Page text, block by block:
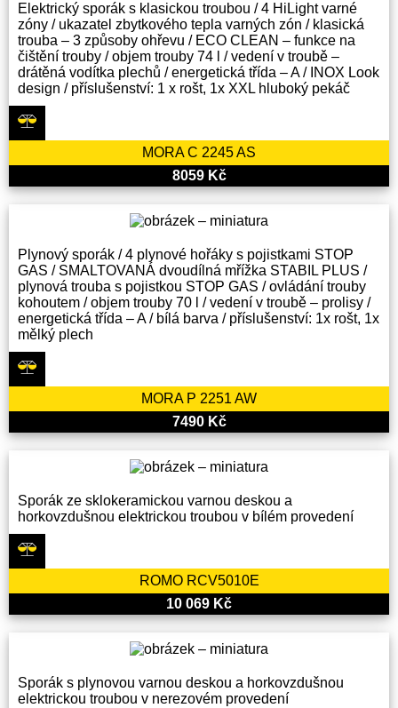
Elektrický sporák s klasickou troubou / 4 HiLight varné
zóny / ukazatel zbytkového tepla varných zón / klasická
trouba – 3 způsoby ohřevu / ECO CLEAN – funkce na
čištění trouby / objem trouby 74 l / vedení v troubě –
drátěná vodítka plechů / energetická třída – A / INOX Look
design / příslušenství: 1 x rošt, 1x XXL hluboký pekáč
MORA C 2245 AS
8059 Kč
Plynový sporák / 4 plynové hořáky s pojistkami STOP
GAS / SMALTOVANÁ dvoudílná mřížka STABIL PLUS /
plynová trouba s pojistkou STOP GAS / ovládání trouby
kohoutem / objem trouby 70 l / vedení v troubě – prolisy /
energetická třída – A / bílá barva / příslušenství: 1x rošt, 1x
mělký plech
MORA P 2251 AW
7490 Kč
Sporák ze sklokeramickou varnou deskou a
horkovzdušnou elektrickou troubou v bílém provedení
ROMO RCV5010E
10 069 Kč
Sporák s plynovou varnou deskou a horkovzdušnou
elektrickou troubou v nerezovém provedení